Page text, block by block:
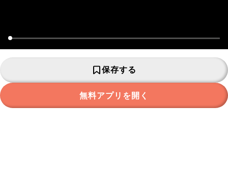
保存する
無料アプリを開く